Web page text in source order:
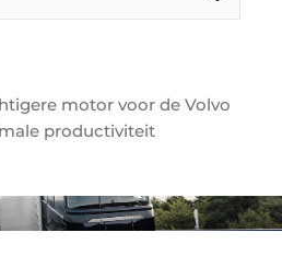
motor voor de Volvo
productiviteit